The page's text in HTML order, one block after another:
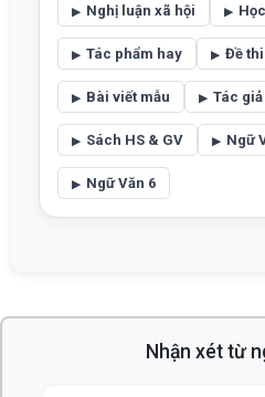
Nghị luận xã hội
Tác phẩm hay Đề thi
Bài viết mẫu Tác
Sách HS & GV Ngữ
Ngữ Văn 6
Nhận xét từ